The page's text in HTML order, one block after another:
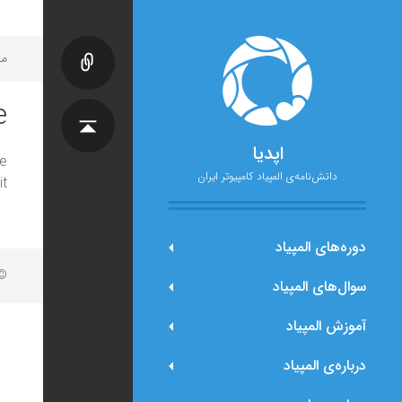
اپدیا
دانش‌نامه‌ی المپیاد کامپیوتر ایران
دوره‌های المپیاد
سوال‌های المپیاد
آموزش المپیاد
درباره‌ی المپیاد